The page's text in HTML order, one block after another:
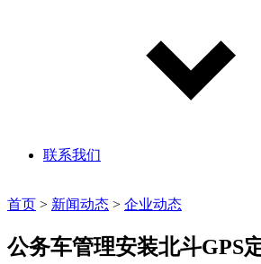
联系我们
首页 > 新闻动态 > 企业动态
公务车管理安装北斗GPS